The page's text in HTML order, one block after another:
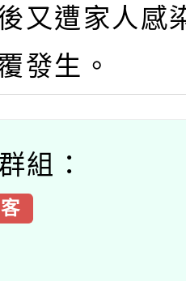
又遭家人感
發生。
組：